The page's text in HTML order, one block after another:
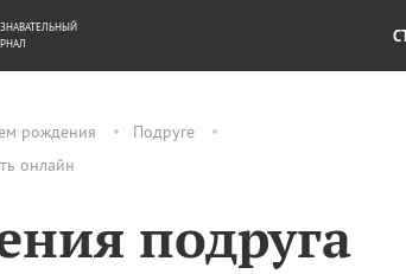
рождения
Подруге
онлайн
подруга
ДЕНЬГИ